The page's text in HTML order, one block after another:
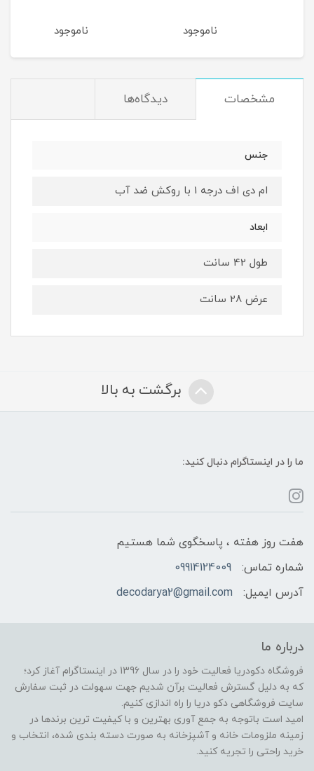
مشخصات دیدگاه‌ها
جنس
ام دی اف درجه 1 با روکش ضد آب
ابعاد
طول 42 سانت
عرض 28 سانت
برگشت به بالا
ما را در اینستاگرام دنبال کنید:
هفت روز هفته ، پاسخگوی شما هستیم
شماره تماس:
09914124009
آدرس ایمیل:
decodarya2@gmail.com
درباره ما
فروشگاه دکودریا فعالیت خود را در سال 1396 در اینستاگرام آغاز کرد؛
که به دلیل گسترش فعالیت برآن شدیم جهت سهولت در ثبت سفارش
سایت فروشگاهی دکو دریا را راه اندازی کنیم.
امید است باتوجه به جمع آوری بهترین و با کیفیت ترین برندها در
زمینه ملزومات خانه و آشپزخانه به صورت دسته بندی شده، انتخاب و
خرید راحتی را تجریه کنید.